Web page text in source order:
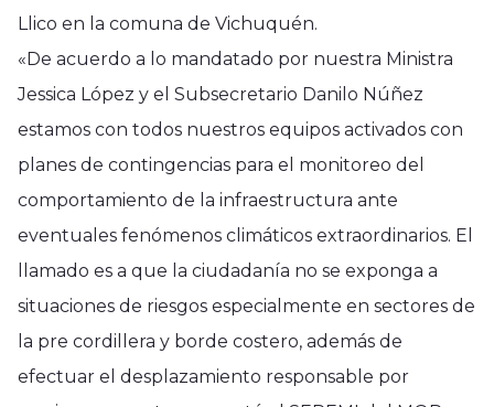
Llico en la comuna de Vichuquén.
«De acuerdo a lo mandatado por nuestra Ministra
Jessica López y el Subsecretario Danilo Núñez
estamos con todos nuestros equipos activados con
planes de contingencias para el monitoreo del
comportamiento de la infraestructura ante
eventuales fenómenos climáticos extraordinarios. El
llamado es a que la ciudadanía no se exponga a
situaciones de riesgos especialmente en sectores de
la pre cordillera y borde costero, además de
efectuar el desplazamiento responsable por
Región del Maule